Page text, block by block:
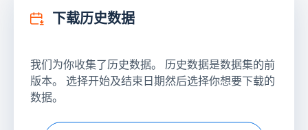
下载历史数据
我们为你收集了历史数据。 历史数据是数据集的前
版本。 选择开始及结束日期然后选择你想要下载的
数据。